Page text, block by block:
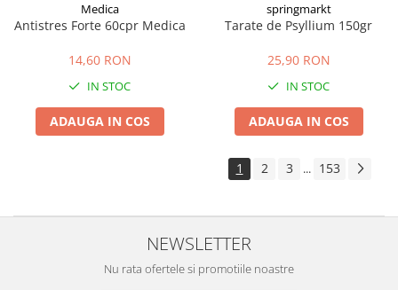
Medica
Antistres Forte 60cpr Medica
14,60 RON
IN STOC
ADAUGA IN COS
springmarkt
Tarate de Psyllium 150gr
25,90 RON
IN STOC
ADAUGA IN COS
1 2 3 ... 153
NEWSLETTER
Nu rata ofertele si promotiile noastre